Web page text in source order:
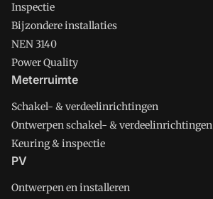
Inspectie
Bijzondere installaties
NEN 3140
Power Quality
Meterruimte
Schakel- & verdeelinrichtingen
Ontwerpen schakel- & verdeelinrichtingen
Keuring & inspectie
PV
Ontwerpen en installeren